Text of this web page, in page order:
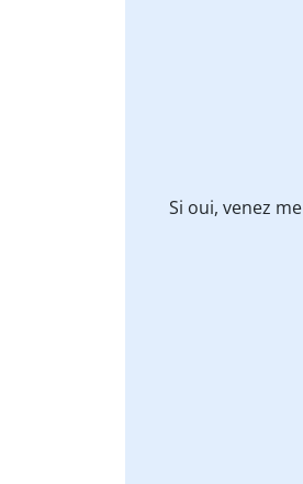
Si oui, venez me